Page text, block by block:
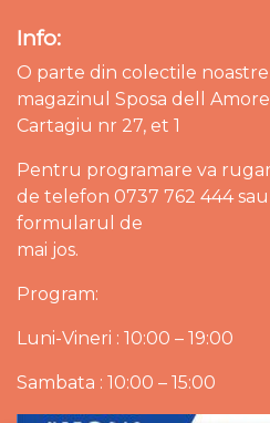
Info:
O parte din colectile
magazinul Sposa dell
Cartagiu nr 27, et 1
Pentru programare va
de telefon 0737 762 444
formularul de
mai jos.
Program:
Luni-Vineri : 10:00 – 19:00
Sambata : 10:00 – 15:00